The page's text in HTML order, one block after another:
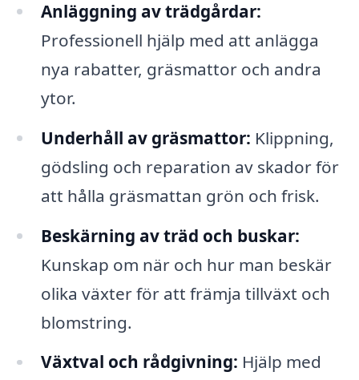
Anläggning av trädgårdar:
Professionell hjälp med att anlägga
nya rabatter, gräsmattor och andra
ytor.
Underhåll av gräsmattor: Klippning,
gödsling och reparation av skador för
att hålla gräsmattan grön och frisk.
Beskärning av träd och buskar:
Kunskap om när och hur man beskär
olika växter för att främja tillväxt och
blomstring.
Växtval och rådgivning: Hjälp med